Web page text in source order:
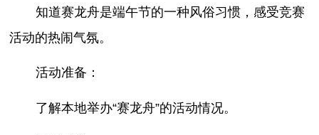
知道赛龙舟是端午节的一种风俗习惯，感受竞赛
活动的热闹气氛。
活动准备：
了解本地举办“赛龙舟”的活动情况。